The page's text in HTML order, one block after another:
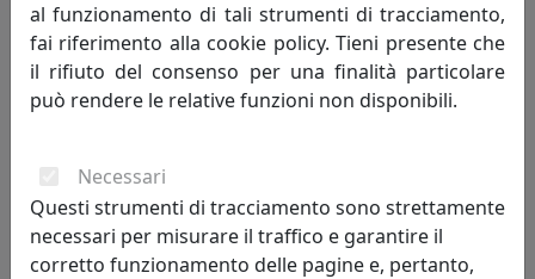
TAVOLINO MANDALA, CON ILLUMINAZIONE, TRASPARENTE,
CATALOGO IPLEX, CODICE I00206018TAC
IPlex
al funzionamento di tali strumenti di tracciamento,
fai riferimento alla cookie policy. Tieni presente che
il rifiuto del consenso per una finalità particolare
può rendere le relative funzioni non disponibili.
Necessari
Questi strumenti di tracciamento sono strettamente
necessari per misurare il traffico e garantire il
corretto funzionamento delle pagine e, pertanto,